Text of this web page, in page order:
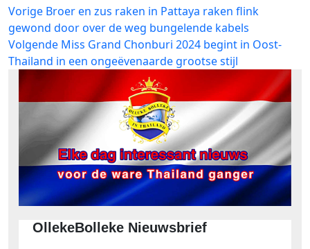
Bericht
navigatie
Vorige Vorig
bericht:
Broer en zus raken in Pattaya raken flink
gewond door over de weg bungelende kabels
Volgende Volgend
bericht:
Miss Grand Chonburi 2024 begint in Oost-
Thailand in een ongeëvenaarde grootse stijl
OllekeBolleke Nieuwsbrief